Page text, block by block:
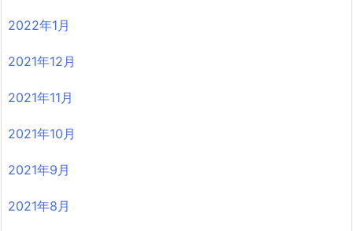
2022年1月
2021年12月
2021年11月
2021年10月
2021年9月
2021年8月